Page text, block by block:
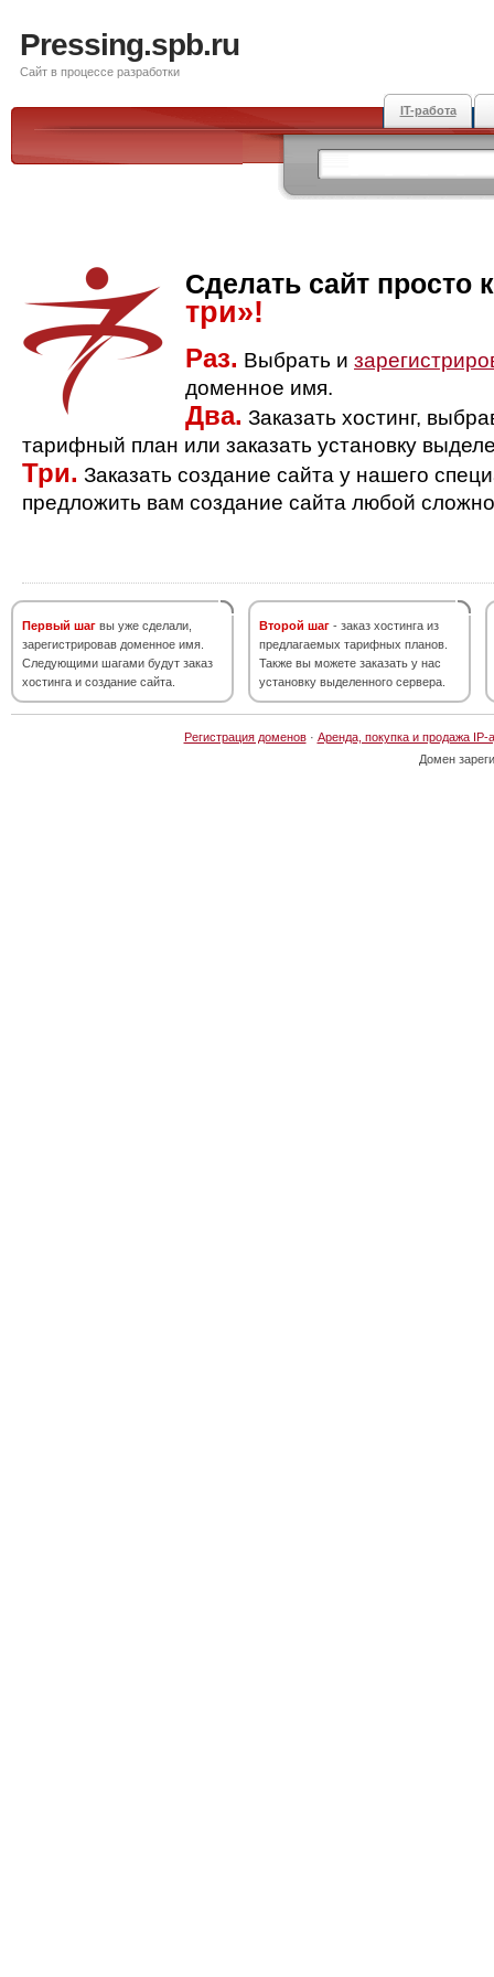
Pressing.spb.ru
Сайт в процессе разработки
IT-работа
Сделать сайт просто
три»!
Раз. Выбрать и
доменное имя.
Два. Заказать хостинг,
тарифный план или заказать установку
Три. Заказать создание сайта у нашего
предложить вам создание сайта любой
Первый шаг вы уже сделали,
зарегистрировав доменное имя.
Следующими шагами будут заказ
хостинга и создание сайта.
Второй шаг - заказ хостинга из
предлагаемых тарифных планов.
Также вы можете заказать у нас
установку выделенного сервера.
Регистрация доменов· Аренда, покупка и продажа IP-
Домен